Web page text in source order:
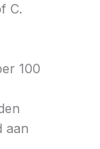
C.
100
aan